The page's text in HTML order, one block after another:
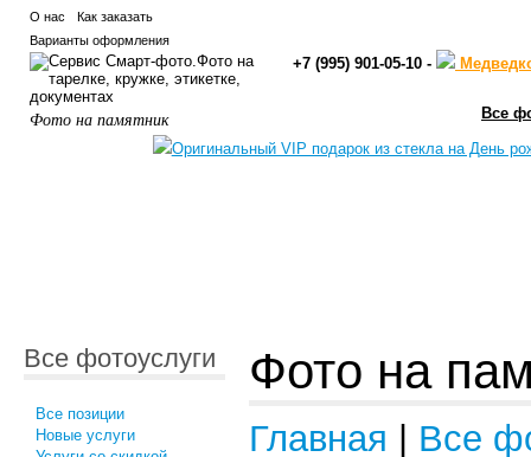
О нас
Как заказать
Варианты оформления
Фото на памятник
+7 (995) 901-05-10 -
Все
Все фотоуслуги
Все позиции
Новые услуги
Фото на
Главная Все